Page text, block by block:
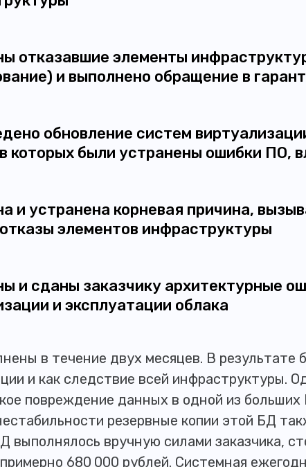
отказавшие элементы
и выполнено обращение в
обновление систем
которых были устранены ошибки ПО,
и устранена корневая причина,
элементов инфраструктуры
и сданы заказчику архитектурные
и эксплуатации облака
в течение двух месяцев. В результате
и как следствие всей инфраструктуры.
повреждение данных в одной из
резервные копии этой БД
выполнялось вручную силами заказчика,
680 000 рублей. Системная